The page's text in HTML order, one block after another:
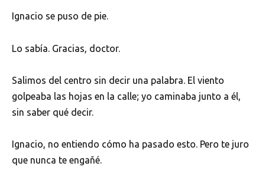
Ignacio se puso de pie.
Lo sabía. Gracias, doctor.
Salimos del centro sin decir una palabra. El viento
golpeaba las hojas en la calle; yo caminaba junto a él,
sin saber qué decir.
Ignacio, no entiendo cómo ha pasado esto. Pero te juro
que nunca te engañé.